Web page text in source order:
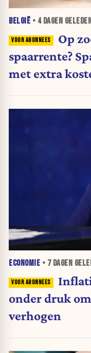
BELGIË • 4 DAGEN
Op
spaarrente?
met extra
ECONOMIE • 7 DAGEN
onder druk
verhogen